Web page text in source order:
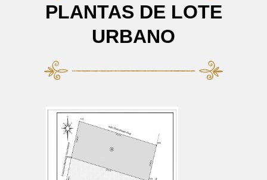
PLANTAS DE LOTE
URBANO